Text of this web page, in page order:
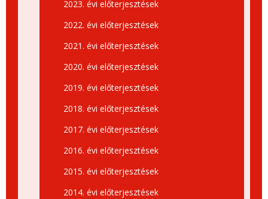
2023. évi előterjesztések
2022. évi előterjesztések
2021. évi előterjesztések
2020. évi előterjesztések
2019. évi előterjesztések
2018. évi előterjesztések
2017. évi előterjesztések
2016. évi előterjesztések
2015. évi előterjesztések
2014. évi előterjesztések